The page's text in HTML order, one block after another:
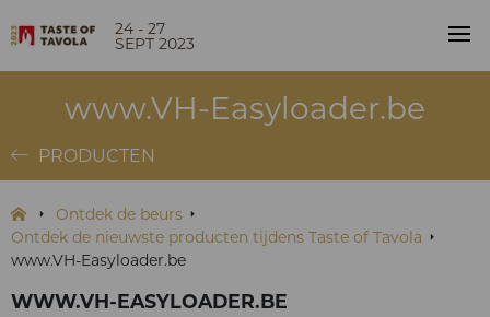
24 - 27
SEPT 2023
www.VH-Easyloader.be
PRODUCTEN
Ontdek de beurs
Ontdek de nieuwste producten tijdens Taste of Tavola
www.VH-Easyloader.be
WWW.VH-EASYLOADER.BE